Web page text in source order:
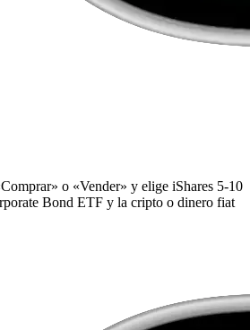
o «Vender» y elige iShares 5-10
Bond ETF y la cripto o dinero fiat